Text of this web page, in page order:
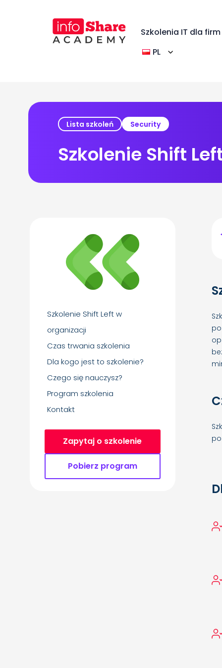
Szkolenia IT dla firm
PL
Lista szkoleń Security
Szkolenie Shift
Szkolenie Shift Left w
organizacji
Czas trwania szkolenia
Dla kogo jest to szkolenie?
Czego się nauczysz?
Program szkolenia
Kontakt
Zapytaj o szkolenie
Pobierz program